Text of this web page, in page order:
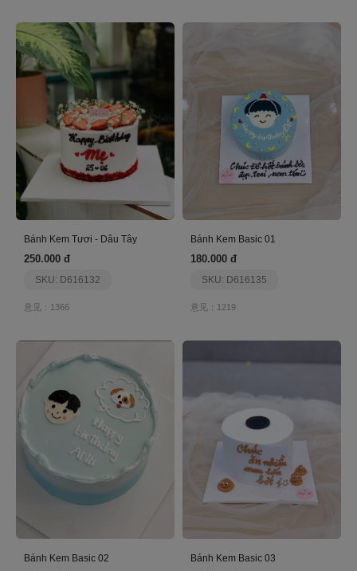
Bánh Kem Tươi - Dâu Tây
250.000 đ
SKU: D616132
意见：1366
Bánh Kem Basic 01
180.000 đ
SKU: D616135
意见：1219
Bánh Kem Basic 02 Bánh Kem Basic 03